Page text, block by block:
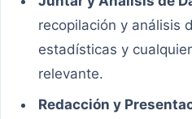
recopilación y análisis
estadísticas y
relevante.
Redacción y